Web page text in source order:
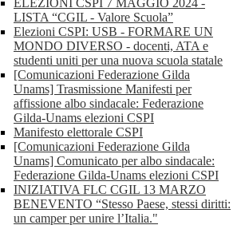
ELEZIONI CSPI 7 MAGGIO 2024 -
LISTA “CGIL - Valore Scuola”
Elezioni CSPI: USB - FORMARE UN
MONDO DIVERSO - docenti, ATA e
studenti uniti per una nuova scuola statale
[Comunicazioni Federazione Gilda
Unams] Trasmissione Manifesti per
affissione albo sindacale: Federazione
Gilda-Unams elezioni CSPI
Manifesto elettorale CSPI
[Comunicazioni Federazione Gilda
Unams] Comunicato per albo sindacale:
Federazione Gilda-Unams elezioni CSPI
INIZIATIVA FLC CGIL 13 MARZO
BENEVENTO “Stesso Paese, stessi diritti:
un camper per unire l’Italia."